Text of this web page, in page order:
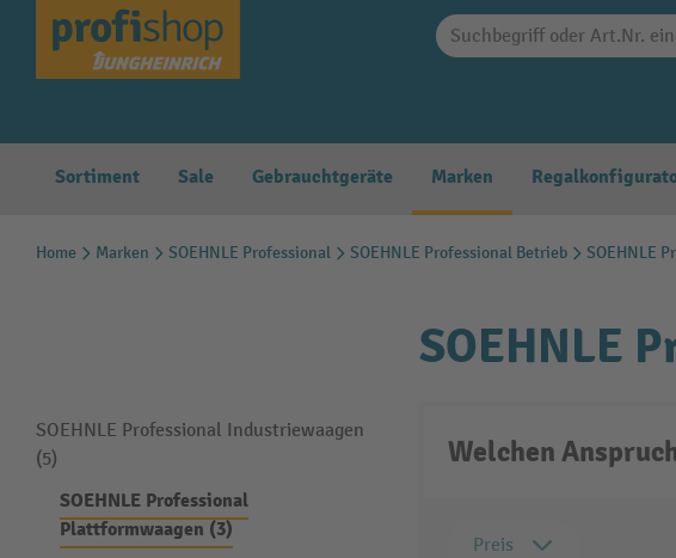
Zur Hauptnavigation springen
Sortiment Sale Gebrauchtgeräte Marken
Home Marken SOEHNLE Professional SOEHNLE Professional Betrieb SOEHNLE
SOEHNLE Professional Industriewaagen
(5)
SOEHNLE Professional
Plattformwaagen (3)
SOEHNLE
Welchen
Preis